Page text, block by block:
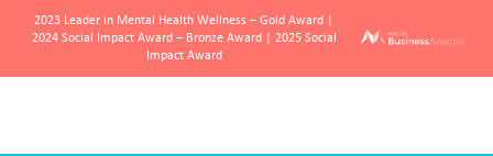
2023 Leader in Mental Health Wellness – Gold Award |
2024 Social Impact Award – Bronze Award | 2025 Social
Impact Award